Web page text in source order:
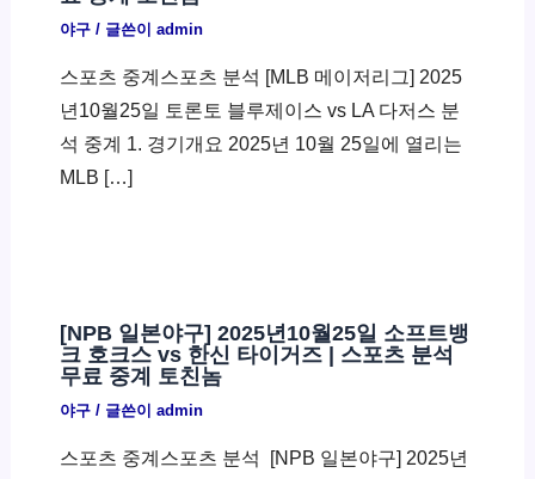
야구/ 글쓴이 admin
스포츠 중계스포츠 분석 [MLB 메이저리그] 2025
년10월25일 토론토 블루제이스 vs LA 다저스 분
석 중계 1. 경기개요 2025년 10월 25일에 열리는
MLB […]
[NPB 일본야구] 2025년10월25일 소프트뱅
크 호크스 vs 한신 타이거즈 | 스포츠 분석
무료 중계 토친놈
야구/ 글쓴이 admin
스포츠 중계스포츠 분석 ​ [NPB 일본야구] 2025년